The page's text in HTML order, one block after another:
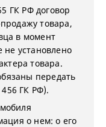
ГК РФ договор
товара,
в момент
не установлено
товара.
передать
ГК РФ).
о нем: о его